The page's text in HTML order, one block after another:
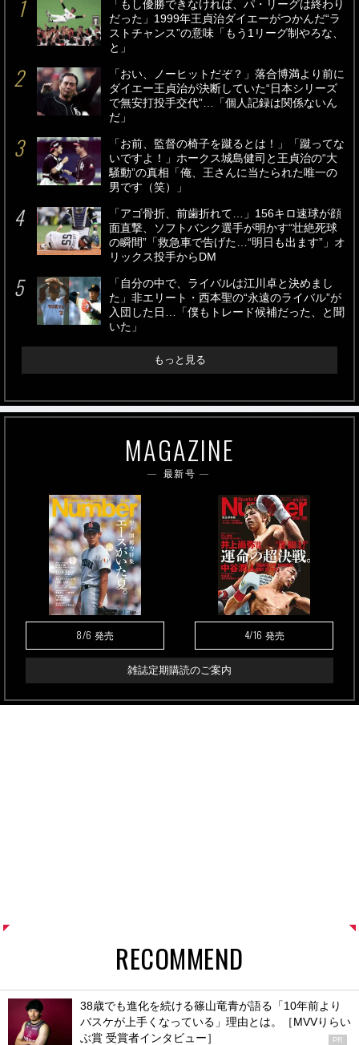
「もし優勝できなければ、パ・リーグは終わり
だった」1999年王貞治ダイエーがつかんだ“ラ
ストチャンス”の意味「もう1リーグ制やろな、
と」
「おい、ノーヒットだぞ？」落合博満より前に
ダイエー王貞治が決断していた“日本シリーズ
で無安打投手交代”…「個人記録は関係ないん
だ」
「お前、監督の椅子を蹴るとは！」「蹴ってな
いですよ！」ホークス城島健司と王貞治の“大
騒動”の真相「俺、王さんに当たられた唯一の
男です（笑）」
「アゴ骨折、前歯折れて…」156キロ速球が顔
面直撃、ソフトバンク選手が明かす“壮絶死球
の瞬間”「救急車で告げた…“明日も出ます”」オ
リックス投手からDM
「自分の中で、ライバルは江川卓と決めまし
た」非エリート・西本聖の“永遠のライバル”が
入団した日…「僕もトレード候補だった、と聞
いた」
もっと見る
MAGAZINE
最新号
8/6 発売 4/16 発売
雑誌定期購読のご案内
RECOMMEND
38歳でも進化を続ける篠山竜青が語る「10年前より
バスケが上手くなっている」理由とは。［MVVりらい
ぶ賞 受賞者インタビュー］
PR